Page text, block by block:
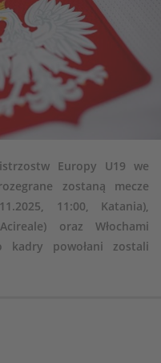
Europy U19 we
zostaną mecze
11:00, Katania),
oraz Włochami
kadry powołani zostali